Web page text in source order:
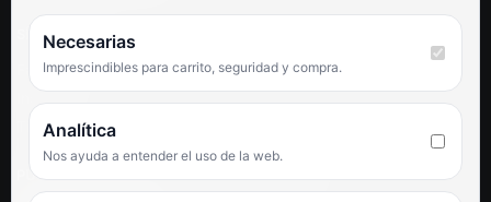
SÍGUENOS
Facebook
TikTok
PUNTUACIÓN DE 4,6 SOBRE 5 EN GOOGLE
Necesarias
Imprescindibles para carrito, seguridad y compra.
Analítica
Nos ayuda a entender el uso de la web.